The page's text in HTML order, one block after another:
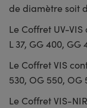
de diamètre soit
Le Coffret UV-VIS
L 37, GG 400, GG
Le Coffret VIS
530, OG 550, OG
Le Coffret VIS-